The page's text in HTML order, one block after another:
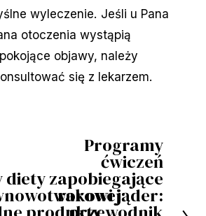
wyleczenie. Jeśli u Pana
otoczenia wystąpią
objawy, należy
się z lekarzem.
diety l
e
Programy
ćwiczeń
zapobiegające
rakowi jąder: